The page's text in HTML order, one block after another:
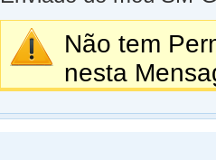
Não tem
nesta